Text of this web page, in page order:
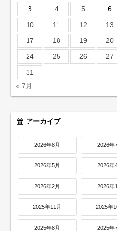
3
4 5 6
10
11 12 13
17
18 19 20
24
25 26 27
31
« 7月
アーカイブ
2026年8月 2026年
2026年5月 2026年
2026年2月 2026年
2025年11月 2025年
2025年8月 2025年